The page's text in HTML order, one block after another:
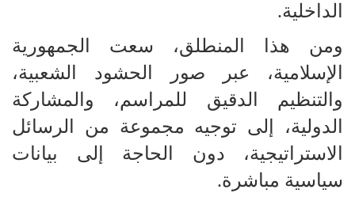
الداخلية.
ومن هذا المنطلق، سعت الجمهورية
الإسلامية، عبر صور الحشود الشعبية،
والتنظيم الدقيق للمراسم، والمشاركة
الدولية، إلى توجيه مجموعة من الرسائل
الاستراتيجية، دون الحاجة إلى بيانات
سياسية مباشرة.